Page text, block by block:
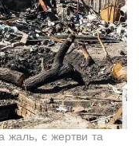
жаль, є жертви та